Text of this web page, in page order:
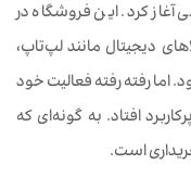
کرد. این فروشگاه در
دیجیتال مانند لپ‌تاپ،
اما رفته رفته فعالیت خود
افتاد. به گونه‌ای که
است.